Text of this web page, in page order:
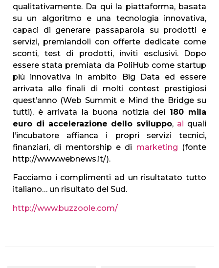
qualitativamente. Da qui la piattaforma, basata
su un algoritmo e una tecnologia innovativa,
capaci di generare passaparola su prodotti e
servizi, premiandoli con offerte dedicate come
sconti, test di prodotti, inviti esclusivi. Dopo
essere stata premiata da PoliHub come startup
più innovativa in ambito Big Data ed essere
arrivata alle finali di molti contest prestigiosi
quest’anno (Web Summit e Mind the Bridge su
tutti), è arrivata la buona notizia dei 180 mila
euro di accelerazione dello sviluppo, ai quali
l’incubatore affianca i propri servizi tecnici,
finanziari, di mentorship e di marketing (fonte
http://www.webnews.it/).
Facciamo i complimenti ad un risultatato tutto
italiano… un risultato del Sud.
http://www.buzzoole.com/